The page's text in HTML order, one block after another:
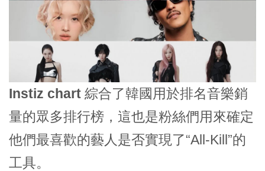
Instiz chart 綜合了韓國用於排名音樂銷
量的眾多排行榜，這也是粉絲們用來確定
他們最喜歡的藝人是否實現了“All-Kill”的
工具。